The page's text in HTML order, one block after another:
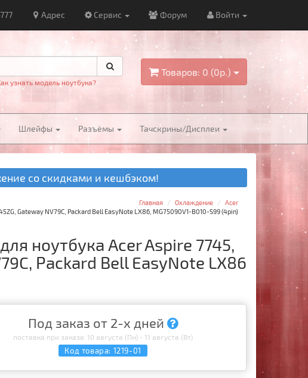
Адрес Сервис Форум Войти
узнать модель ноутбука?
Товаров: 0 (0р.)
Шлейфы Разъёмы Тачскрины/Дисплеи
со скидками и кешбэком!
Главная Охлаждение
Acer
Gateway NV79C, Packard Bell EasyNote LX86, MG75090V1-B010-S99 (4pin)
ноутбука Acer Aspire 7745,
Packard Bell EasyNote LX86
Под заказ от 2-х дней
поставка при заказе: 10 августа (Пн) - 11 августа (Вт)
Код товара: 1219-01